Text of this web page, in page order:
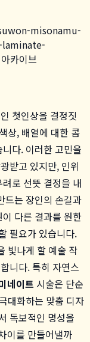
misonamu-
카이브
첫인상을 결정짓
상, 배열에 대한 콤
다. 이러한 고민을
받고 있지만, 인위
로 선뜻 결정을 내
드는 장인의 손길과
다른 결과를 원한
필요가 있습니다.
빛나게 할 예술 작
니다. 특히 자연스
네이트 시술은 단순
대화하는 맞춤 디자
독보적인 명성을
이를 만들어낼까